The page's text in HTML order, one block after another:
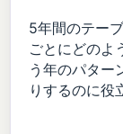
5年間のテー
ごとにどのよ
う年のパター
りするのに役